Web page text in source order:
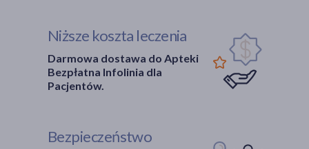
Niższe koszta leczenia
Darmowa dostawa do Apteki
Bezpłatna Infolinia dla
Pacjentów.
Bezpieczeństwo